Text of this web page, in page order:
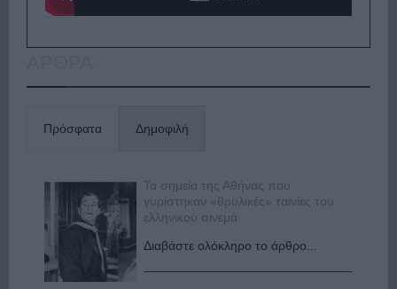
Πρόσφατα Δημοφιλή
Τα σημεία της Αθήνας που
γυρίστηκαν «θρυλικές» ταινίες του
ελληνικού σινεμά
Διαβάστε ολόκληρο το άρθρο...